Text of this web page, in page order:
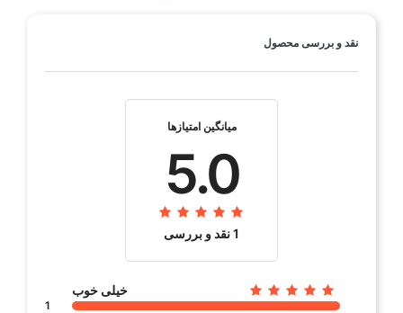
نقد و بررسی محصول
میانگین امتیازها
5.0
1 نقد و بررسی
خیلی خوب
1